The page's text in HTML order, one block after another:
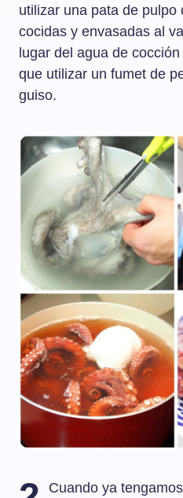
utilizar una pata de pulpo
cocidas y envasadas al
lugar del agua de
que utilizar un fumet de
guiso.
Cuando ya